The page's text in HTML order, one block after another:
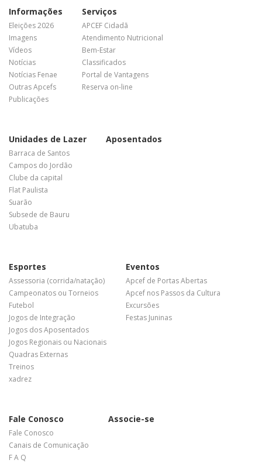
Informações
Eleições 2026
Imagens
Vídeos
Notícias
Notícias Fenae
Outras Apcefs
Publicações
Serviços
APCEF Cidadã
Atendimento Nutricional
Bem-Estar
Classificados
Portal de Vantagens
Reserva on-line
Unidades de Lazer
Barraca de Santos
Campos do Jordão
Clube da capital
Flat Paulista
Suarão
Subsede de Bauru
Ubatuba
Aposentados
Esportes
Assessoria (corrida/natação)
Campeonatos ou Torneios
Futebol
Jogos de Integração
Jogos dos Aposentados
Jogos Regionais ou Nacionais
Quadras Externas
Treinos
xadrez
Eventos
Apcef de Portas Abertas
Apcef nos Passos da Cultura
Excursões
Festas Juninas
Fale Conosco
Fale Conosco
Canais de Comunicação
F A Q
Associe-se